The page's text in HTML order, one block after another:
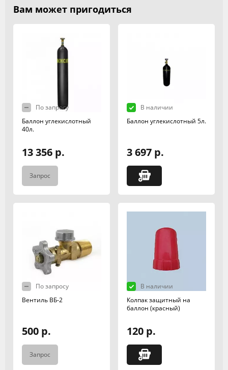
Вам может пригодиться
По запросу
Баллон углекислотный
40л.
13 356 р.
Запрос
В наличии
Баллон углекислотный 5л.
3 697 р.
По запросу
Вентиль ВБ-2
500 р.
Запрос
В наличии
Колпак защитный на
баллон (красный)
120 р.